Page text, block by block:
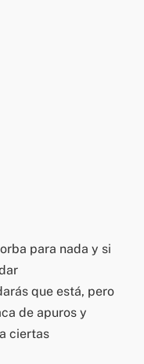
para nada y si
que está, pero
de apuros y
ciertas